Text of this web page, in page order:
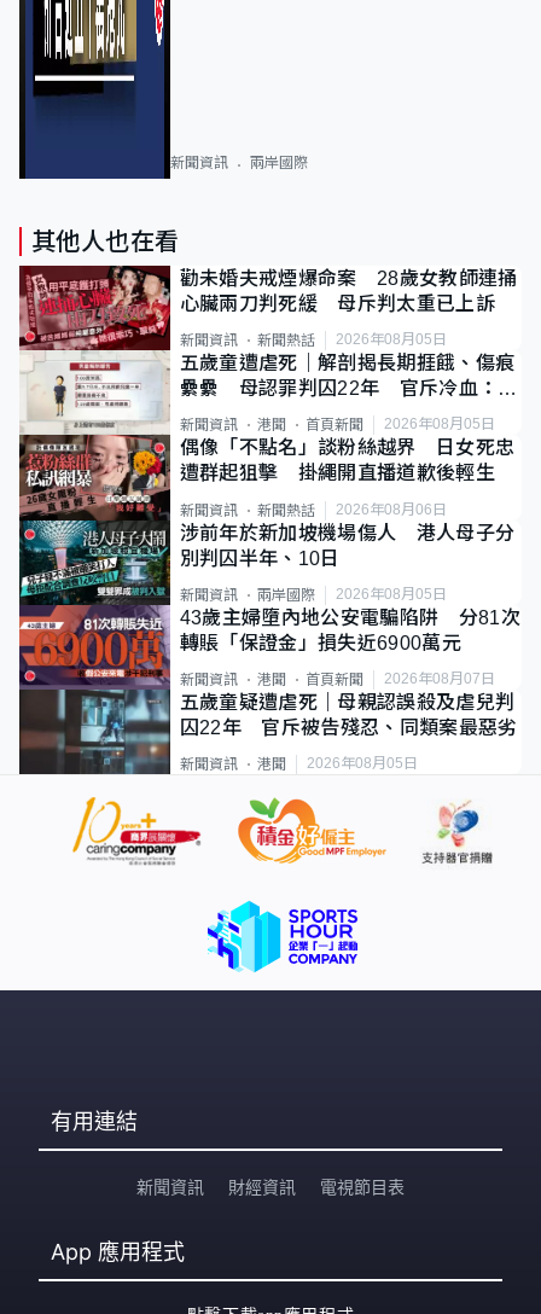
新聞資訊 兩岸國際
其他人也在看
勸未婚夫戒煙爆命案 28歲女教師連捅
心臟兩刀判死緩 母斥判太重已上訴
新聞資訊 新聞熱話 2026年08月05日
五歲童遭虐死｜解剖揭長期捱餓、傷痕
纍纍 母認罪判囚22年 官斥冷血：同
類案最惡劣
新聞資訊 港聞 首頁新聞 2026年08月05日
偶像「不點名」談粉絲越界 日女死忠
遭群起狙擊 掛繩開直播道歉後輕生
新聞資訊 新聞熱話 2026年08月06日
涉前年於新加坡機場傷人 港人母子分
別判囚半年、10日
新聞資訊 兩岸國際 2026年08月05日
43歲主婦墮內地公安電騙陷阱 分81次
轉賬「保證金」損失近6900萬元
新聞資訊 港聞 首頁新聞 2026年08月07日
五歲童疑遭虐死｜母親認誤殺及虐兒判
囚22年 官斥被告殘忍、同類案最惡劣
新聞資訊 港聞 2026年08月05日
有用連結
新聞資訊 財經資訊 電視節目表
App 應用程式